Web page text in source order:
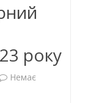
року
Немає